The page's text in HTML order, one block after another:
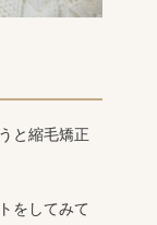
と縮毛矯正
をしてみて